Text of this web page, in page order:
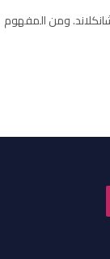
ومن المفهوم